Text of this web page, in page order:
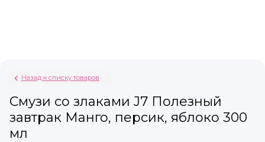
Назад к списку товаров
Смузи со злаками J7 Полезный
завтрак Манго, персик, яблоко 300
мл